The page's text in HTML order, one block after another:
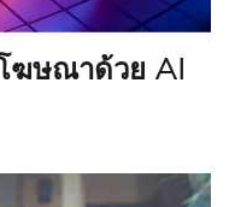
ฆษณาด้วย AI